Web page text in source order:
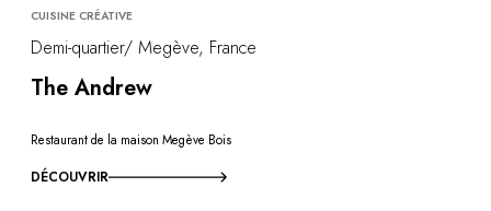
CUISINE CRÉATIVE
Demi-quartier/ Megève, France
The Andrew
Restaurant de la maison Megève Bois
DÉCOUVRIR